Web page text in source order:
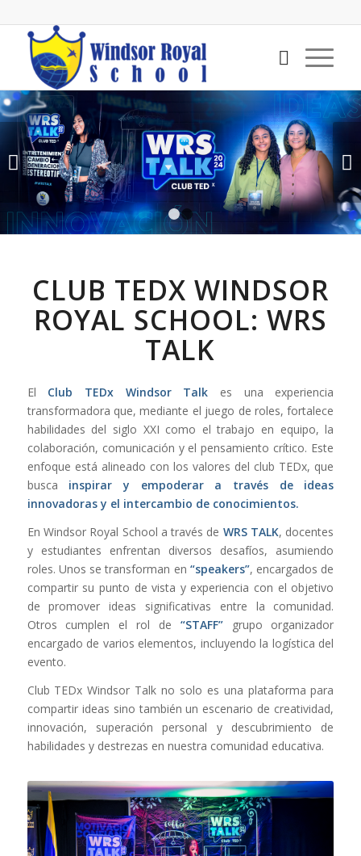
Next
CLUB TEDX WINDSOR
ROYAL SCHOOL: WRS
TALK
El Club TEDx Windsor Talk es una experiencia
transformadora que, mediante el juego de roles, fortalece
habilidades del siglo XXI como el trabajo en equipo, la
colaboración, comunicación y el pensamiento crítico. Este
enfoque está alineado con los valores del club TEDx, que
busca inspirar y empoderar a través de ideas
innovadoras y el intercambio de conocimientos.
En Windsor Royal School a través de WRS TALK, docentes
y estudiantes enfrentan diversos desafíos, asumiendo
roles. Unos se transforman en “speakers”, encargados de
compartir su punto de vista y experiencia con el objetivo
de promover ideas significativas entre la comunidad.
Otros cumplen el rol de “STAFF”grupo organizador
encargado de varios elementos, incluyendo la logística del
evento.
Club TEDx Windsor Talk no solo es una plataforma para
compartir ideas sino también un escenario de creatividad,
innovación, superación personal y descubrimiento de
habilidades y destrezas en nuestra comunidad educativa.